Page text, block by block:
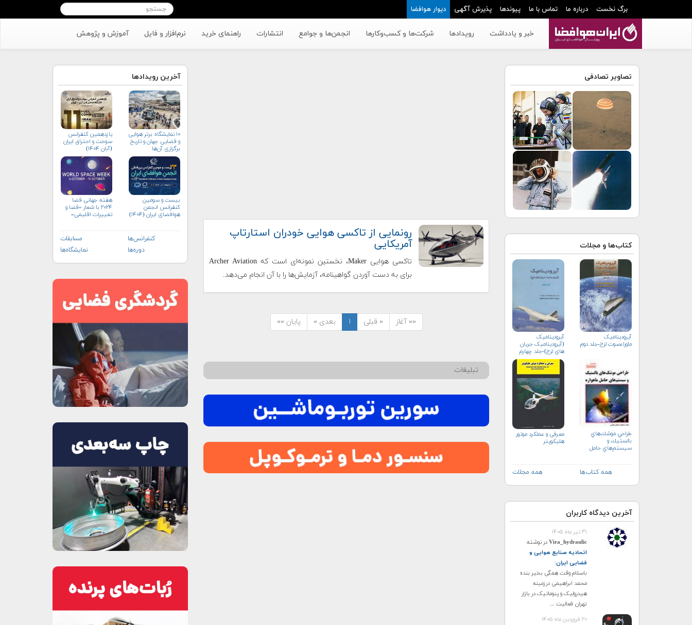
برگ نخست درباره ما تماس با ما پیوندها پذیرش آگهی دیوار هوافضا
خبر و یادداشت رویدادها شرکت‌ها و کسب‌وکار‌ها انجمن‌ها و جوامع انتشارات راهنمای خرید نرم‌افزار و فایل آموزش و پژوهش
تصاویر تصادفی
کتاب‌ها و مجلات
آیرودینامیک
ماوراءصوت لزج-جلد دوم
آیرودینامیک
(آیرودینامیک جریان
های لزج)-جلد چهارم
طراحي موشك‌هاي
بالستيك و
سيستم‌هاي حامل
معرفی و عملكرد موتور
هلیكوپتر
همه کتاب‌ها همه مجلات
آخرین دیدگاه کاربران
۳۱ تیر ماه ۱۴۰۵
Vira_hydraulicدر نوشته
اتحادیه صنایع هوایی و
فضایی ایران:
باسلام وقت همگی بخیر بنده
محمد ابراهیمی درزمینه
هیدرولیک و پنوماتیک در بازار
تهران فعالیت ...
۲۰ فروردین ماه ۱۴۰۵
رونمایی از تاکسی هوایی خودران استارتاپ
آمریکایی
تاکسی هوایی Maker، نخستین نمونه‌ای است که Archer Aviation
برای به دست آوردن گواهینامه، آزمایش‌ها را با آن انجام می‌دهد.
«« آغاز « قبلی ۱ بعدی » پایان »»
تبلیغات
آخرین رویدادها
۱۰ نمایشگاه برتر هوایی
و فضایی جهان و تاریخ
برگزاری آن‌ها
یازدهمین کنفرانس
سوخت و احتراق ایران
(آبان‌ ۱۴۰۴)
بیست و سومین
کنفرانس انجمن
هوافضای ايران (۱۴۰۴)
هفته جهانی فضا
۲۰۲۴ با شعار «فضا و
تغییرات اقلیمی»
کنفرانس‌ها
مسابقات
دوره‌ها
نمایشگاه‌ها